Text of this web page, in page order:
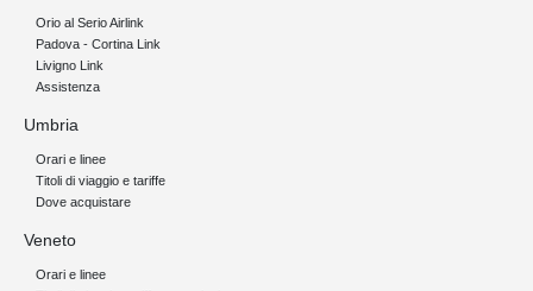
Orio al Serio Airlink
Padova - Cortina Link
Livigno Link
Assistenza
Umbria
Orari e linee
Titoli di viaggio e tariffe
Dove acquistare
Veneto
Orari e linee